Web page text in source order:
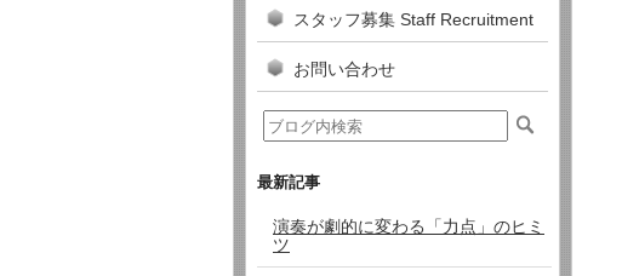
スタッフ募集 Staff Recruitment
お問い合わせ
最新記事
演奏が劇的に変わる「力点」のヒミ
ツ